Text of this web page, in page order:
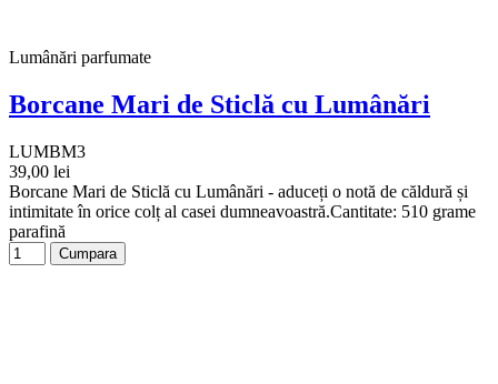
Lumânări parfumate
Borcane Mari de Sticlă cu Lumânări
LUMBM3
39,00 lei
Borcane Mari de Sticlă cu Lumânări - aduceți o notă de căldură și
intimitate în orice colț al casei dumneavoastră.Cantitate: 510 grame
parafină
Cumpara